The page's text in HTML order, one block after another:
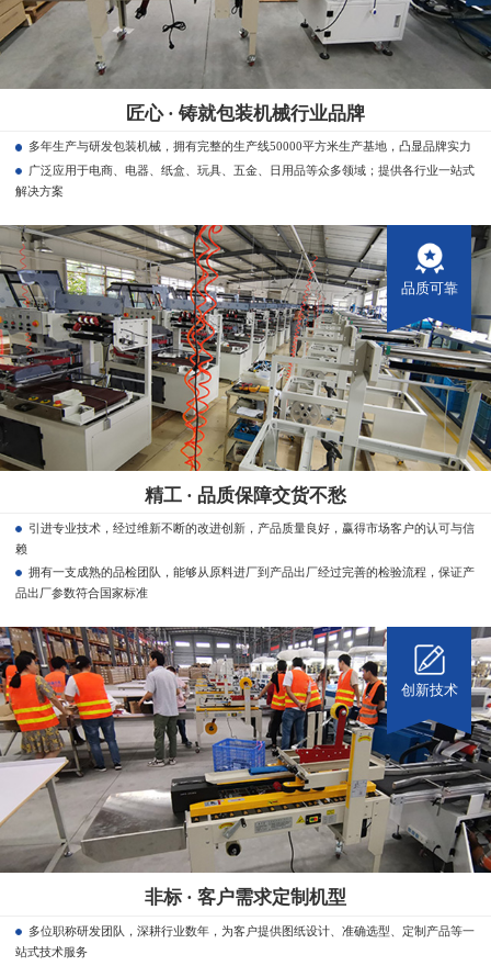
匠心 · 铸就包装机械行业品牌
多年生产与研发包装机械，拥有完整的生产线50000平方米生产基地，凸显品牌实力
广泛应用于电商、电器、纸盒、玩具、五金、日用品等众多领域；提供各行业一站式
解决方案
品质可靠
精工 · 品质保障交货不愁
引进专业技术，经过维新不断的改进创新，产品质量良好，赢得市场客户的认可与信
赖
拥有一支成熟的品检团队，能够从原料进厂到产品出厂经过完善的检验流程，保证产
品出厂参数符合国家标准
创新技术
非标 · 客户需求定制机型
多位职称研发团队，深耕行业数年，为客户提供图纸设计、准确选型、定制产品等一
站式技术服务